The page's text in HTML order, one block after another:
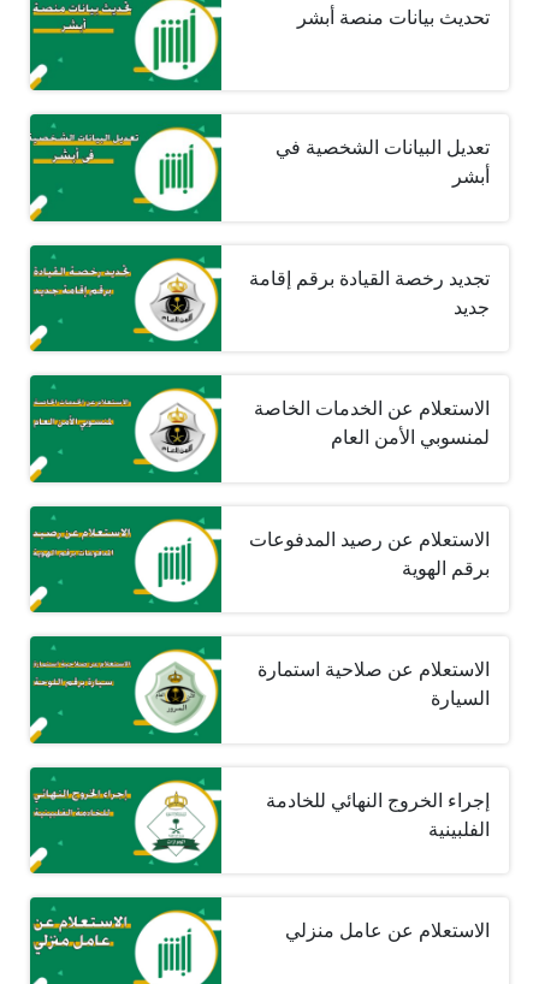
تحديث بيانات منصة أبشر
تعديل البيانات الشخصية في
أبشر
تجديد رخصة القيادة برقم إقامة
جديد
الاستعلام عن الخدمات الخاصة
لمنسوبي الأمن العام
الاستعلام عن رصيد المدفوعات
برقم الهوية
الاستعلام عن صلاحية استمارة
السيارة
إجراء الخروج النهائي للخادمة
الفلبينية
الاستعلام عن عامل منزلي